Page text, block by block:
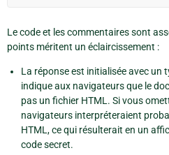
Le code et les commentaires sont
points méritent un éclaircissement :
La réponse est initialisée avec un
indique aux navigateurs que le
pas un fichier HTML. Si vous
navigateurs interpréteraient
HTML, ce qui résulterait en un
code secret.